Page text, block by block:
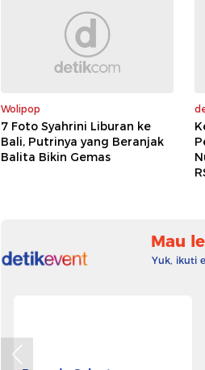
Wolipop
7 Foto Syahrini Liburan ke
Bali, Putrinya yang Beranjak
Balita Bikin Gemas
Mau
Yuk, ikuti